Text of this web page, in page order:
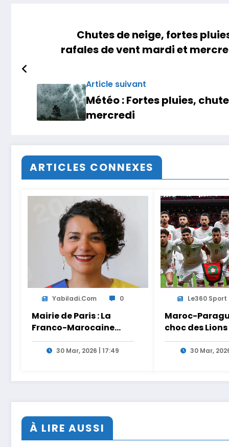
Chutes de neige, fortes
rafales de vent mardi et
Article suivant
Météo : Fortes pluies,
mercredi
ARTICLES CONNEXES
Yabiladi.com 0
Mairie de Paris : La
Franco-Marocaine
Lamia El Aaraje
nommée première
30 Mar, 2026 | 17:49
Le360 Sport
Maroc-
choc des
Ouahbi en
Arryadia
30 Mar,
À LIRE AUSSI